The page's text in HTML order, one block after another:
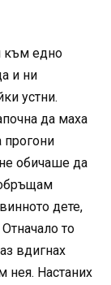
към едно
и ни
устни.
да маха
прогони
обичаше да
дете,
то
вдигнах
нея. Настаних